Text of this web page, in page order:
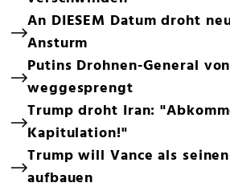
An DIESEM Datum droht
Ansturm
Putins Drohnen-General
weggesprengt
Trump droht Iran:
Kapitulation!"
Trump will Vance als
aufbauen